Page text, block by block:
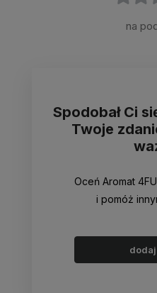
na
Spodobał Ci
Twoje
Oceń Aromat
i pomóż